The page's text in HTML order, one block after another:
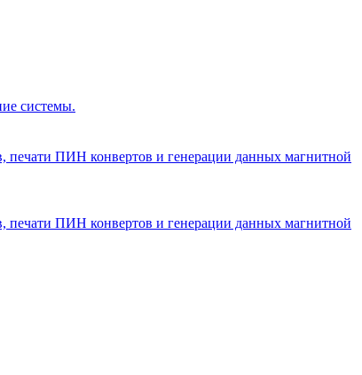
системы.
ПИН конвертов и генерации данных магнитной
ПИН конвертов и генерации данных магнитной